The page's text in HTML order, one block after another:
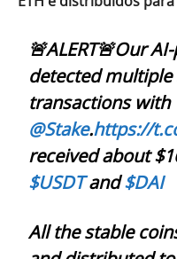
🚨ALERT🚨Our
detected
transactions with
@Stake.https://
received about
$USDTand$DAI
All the stable